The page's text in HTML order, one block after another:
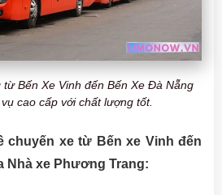
Bến Xe Vinh đến Bến Xe Đà Nẵng
cao cấp với chất lượng tốt.
chuyến xe từ Bến xe Vinh đến
Nhà xe Phương Trang: